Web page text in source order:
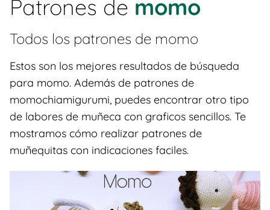
Patrones de momo
Todos los patrones de momo
Estos son los mejores resultados de búsqueda
para momo. Además de patrones de
momochiamigurumi, puedes encontrar otro tipo
de labores de muñeca con graficos sencillos. Te
mostramos cómo realizar patrones de
muñequitas con indicaciones faciles.